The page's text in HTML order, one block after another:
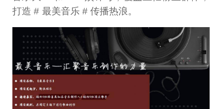
打造 # 最美音乐 # 传播热浪。